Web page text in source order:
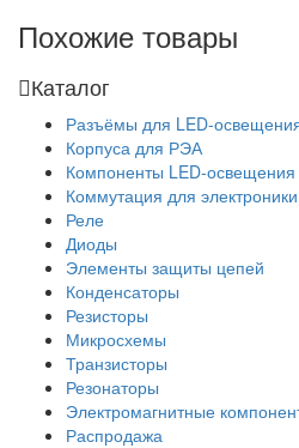
Похожие товары
Каталог
Разъёмы для LED-
Корпуса для РЭА
Компоненты LED-освещения
Коммутация для электроники
Реле
Диоды
Элементы защиты цепей
Конденсаторы
Резисторы
Микросхемы
Транзисторы
Резонаторы
Электромагнитные
Распродажа